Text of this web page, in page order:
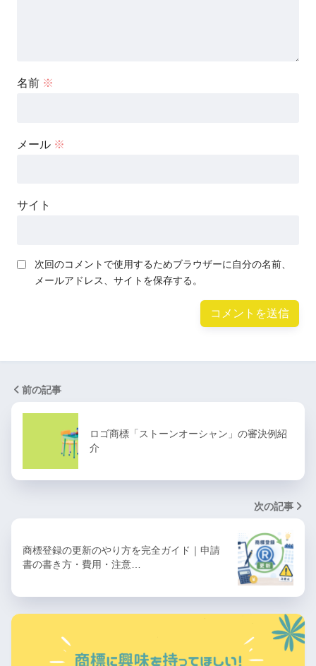
名前 ※
メール ※
サイト
次回のコメントで使用するためブラウザーに自分の名前、
メールアドレス、サイトを保存する。
前の記事
ロゴ商標「ストーンオーシャン」の審決例紹
介
次の記事
商標登録の更新のやり方を完全ガイド｜申請
書の書き方・費用・注意…